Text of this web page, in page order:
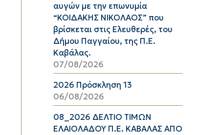
αυγών με την επωνυμία
“ΚΟΙΔΑΚΗΣ ΝΙΚΟΛΑΟΣ” που
βρίσκεται στις Ελευθερές, του
Δήμου Παγγαίου, της Π.Ε.
Καβάλας.
07/08/2026
2026 Πρόσκληση 13
06/08/2026
08_2026 ΔΕΛΤΙΟ ΤΙΜΩΝ
ΕΛΑΙΟΛΑΔΟΥ Π.Ε. ΚΑΒΑΛΑΣ ΑΠΟ